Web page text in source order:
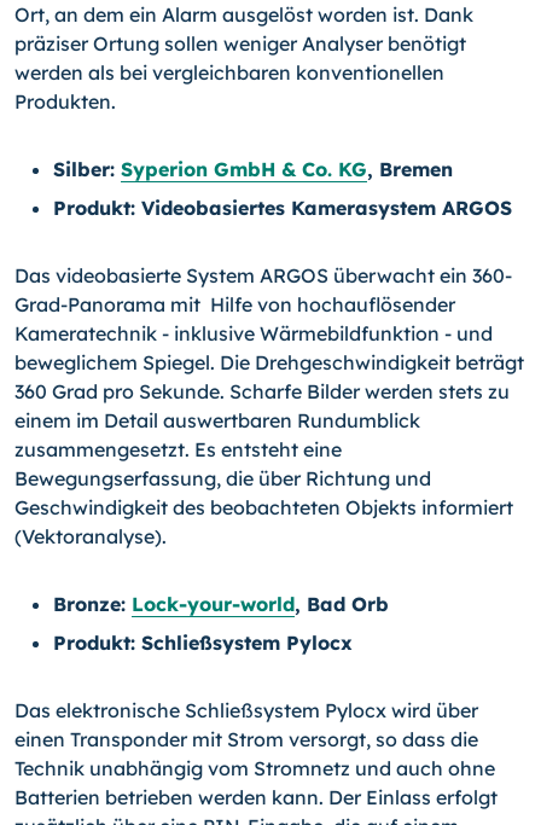
Ort, an dem ein Alarm ausgelöst worden ist. Dank
präziser Ortung sollen weniger Analyser benötigt
werden als bei vergleichbaren konventionellen
Produkten.
Silber: Syperion GmbH & Co. KG, Bremen
Produkt: Videobasiertes Kamerasystem ARGOS
Das videobasierte System ARGOS überwacht ein 360-
Grad-Panorama mit Hilfe von hochauflösender
Kameratechnik - inklusive Wärmebildfunktion - und
beweglichem Spiegel. Die Drehgeschwindigkeit beträgt
360 Grad pro Sekunde. Scharfe Bilder wer­den stets zu
einem im Detail auswertbaren Rundumblick
zusammengesetzt. Es ent­steht eine
Bewegungserfassung, die über Richtung und
Geschwindigkeit des beobach­teten Objekts informiert
(Vektoranalyse).
Bronze: Lock-your-world, Bad Orb
Produkt: Schließsystem Pylocx
Das elektronische Schließsystem Pylocx wird über
einen Transponder mit Strom ver­sorgt, so dass die
Technik unabhängig vom Stromnetz und auch ohne
Batterien betrieben werden kann. Der Einlass erfolgt